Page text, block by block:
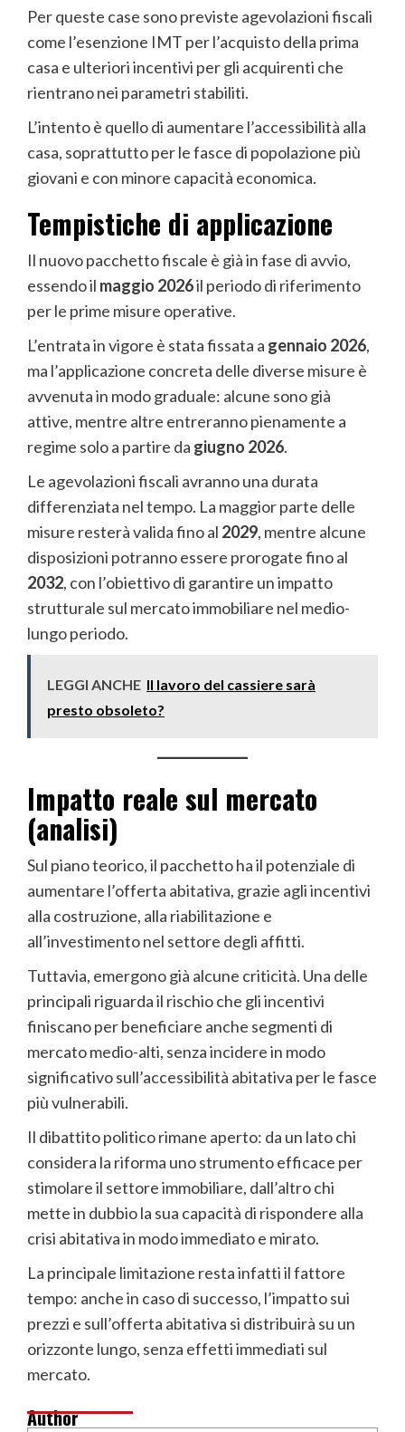
Per queste case sono previste agevolazioni fiscali
come l’esenzione IMT per l’acquisto della prima
casa e ulteriori incentivi per gli acquirenti che
rientrano nei parametri stabiliti.
L’intento è quello di aumentare l’accessibilità alla
casa, soprattutto per le fasce di popolazione più
giovani e con minore capacità economica.
Tempistiche di applicazione
Il nuovo pacchetto fiscale è già in fase di avvio,
essendo il maggio 2026il periodo di riferimento
per le prime misure operative.
L’entrata in vigore è stata fissata a gennaio 2026,
ma l’applicazione concreta delle diverse misure è
avvenuta in modo graduale: alcune sono già
attive, mentre altre entreranno pienamente a
regime solo a partire da giugno 2026.
Le agevolazioni fiscali avranno una durata
differenziata nel tempo. La maggior parte delle
misure resterà valida fino al 2029, mentre alcune
disposizioni potranno essere prorogate fino al
2032, con l’obiettivo di garantire un impatto
strutturale sul mercato immobiliare nel medio-
lungo periodo.
LEGGI ANCHE Il lavoro del cassiere sarà
presto obsoleto?
Impatto reale sul mercato
(analisi)
Sul piano teorico, il pacchetto ha il potenziale di
aumentare l’offerta abitativa, grazie agli incentivi
alla costruzione, alla riabilitazione e
all’investimento nel settore degli affitti.
Tuttavia, emergono già alcune criticità. Una delle
principali riguarda il rischio che gli incentivi
finiscano per beneficiare anche segmenti di
mercato medio-alti, senza incidere in modo
significativo sull’accessibilità abitativa per le fasce
più vulnerabili.
Il dibattito politico rimane aperto: da un lato chi
considera la riforma uno strumento efficace per
stimolare il settore immobiliare, dall’altro chi
mette in dubbio la sua capacità di rispondere alla
crisi abitativa in modo immediato e mirato.
La principale limitazione resta infatti il fattore
tempo: anche in caso di successo, l’impatto sui
prezzi e sull’offerta abitativa si distribuirà su un
orizzonte lungo, senza effetti immediati sul
mercato.
Author